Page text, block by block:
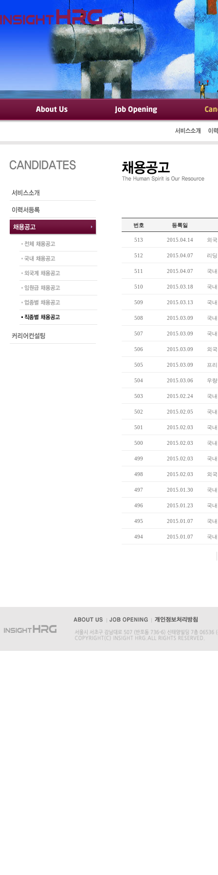
번호 등록일
513 2015.04.14 외
512 2015.04.07 리
511 2015.04.07 국
510 2015.03.18 국
509 2015.03.13 국
508 2015.03.09 국
507 2015.03.09 국
506 2015.03.09 외
505 2015.03.09 프
504 2015.03.06 우
503 2015.02.24 국
502 2015.02.05 국
501 2015.02.03 국
500 2015.02.03 국
499 2015.02.03 국
498 2015.02.03 외
497 2015.01.30 국
496 2015.01.23 국
495 2015.01.07 국
494 2015.01.07 국